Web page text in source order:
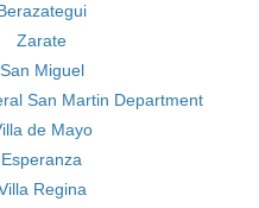
Zarate
San Miguel
San Martin Department
de Mayo
Esperanza
Regina